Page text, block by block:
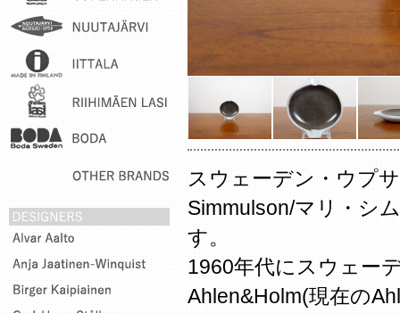
スウェーデン・ウプ
Simmulson/マリ・シ
す。
1960年代にスウェー
Ahlen&Holm(現在の